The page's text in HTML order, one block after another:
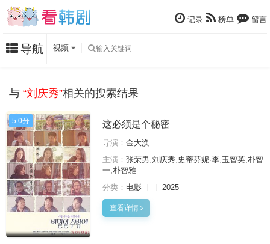
记录 榜单 留言
导航 视频
与 “刘庆秀”相关的搜索结果
5.0分 这必须是个秘密
导演： 金大涣
主演： 张荣男,刘庆秀,史蒂芬妮·李,玉智英,朴智
一,朴智雅
分类： 电影 2025
查看详情